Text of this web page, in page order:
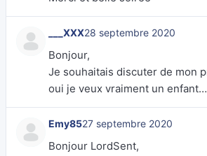
___XXX28 septembre 2020
Bonjour,
Je souhaitais discuter de mon
oui je veux vraiment un
Emy8527 septembre 2020
Bonjour LordSent,